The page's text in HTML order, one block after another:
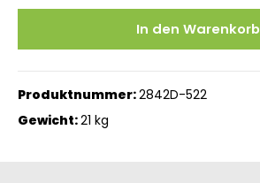
In den Warenkorb
Produktnummer:2842D-522
Gewicht:21 kg